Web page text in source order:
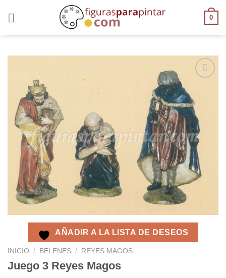
0
AÑADIR
A LA
LISTA
DE
DESEOS
AÑADIR A LA LISTA DE DESEOS
INICIO / BELENES / REYES MAGOS
Juego 3 Reyes Magos